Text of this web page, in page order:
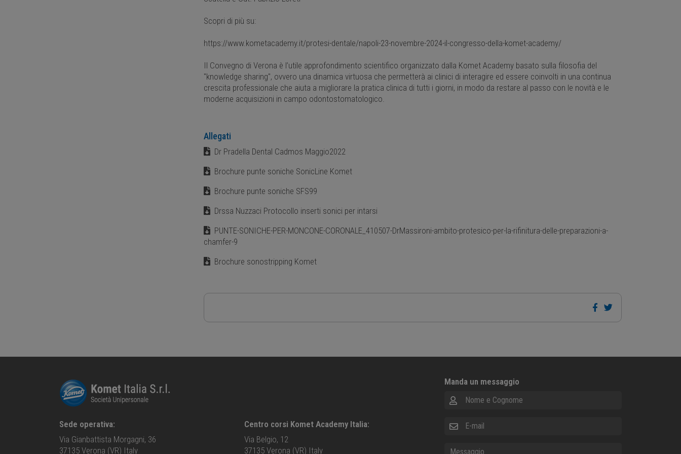
Scopri di più su:
https://www.kometacademy.it/protesi-dentale/napoli-23-novembre-2024-il-congresso-della-komet-academy/
Il Convegno di Verona è l’utile approfondimento scientifico organizzato dalla Komet Academy basato sulla filosofia del
"knowledge sharing", ovvero una dinamica virtuosa che permetterà ai clinici di interagire ed essere coinvolti in una continua
crescita professionale che aiuta a migliorare la pratica clinica di tutti i giorni, in modo da restare al passo con le novità e le
moderne acquisizioni in campo odontostomatologico.
Allegati
Dr Pradella Dental Cadmos Maggio2022
Brochure punte soniche SonicLine Komet
Brochure punte soniche SFS99
Drssa Nuzzaci Protocollo inserti sonici per intarsi
PUNTE-SONICHE-PER-MONCONE-CORONALE_410507-DrMassironi-ambito-protesico-per-la-rifinitura-delle-preparazioni-a-
chamfer-9
Brochure sonostripping Komet
Sede operativa:
Via Gianbattista Morgagni, 36
37135 Verona (VR) Italy
Centro corsi Komet Academy Italia:
Via Belgio, 12
37135 Verona (VR) Italy
Manda un messaggio
Nome e Cognome
E-mail
Messaggio